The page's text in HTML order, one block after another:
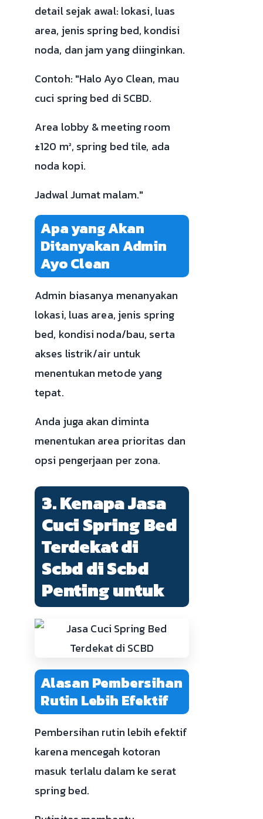
detail sejak awal: lokasi, luas
area, jenis spring bed, kondisi
noda, dan jam yang diinginkan.
Contoh: "Halo Ayo Clean, mau
cuci spring bed di SCBD.
Area lobby & meeting room
±120 m², spring bed tile, ada
noda kopi.
Jadwal Jumat malam."
Apa yang Akan
Ditanyakan Admin
Ayo Clean
Admin biasanya menanyakan
lokasi, luas area, jenis spring
bed, kondisi noda/bau, serta
akses listrik/air untuk
menentukan metode yang
tepat.
Anda juga akan diminta
menentukan area prioritas dan
opsi pengerjaan per zona.
3. Kenapa Jasa
Cuci Spring Bed
Terdekat di
Scbd di Scbd
Penting untuk
Alasan Pembersihan
Rutin Lebih Efektif
Pembersihan rutin lebih efektif
karena mencegah kotoran
masuk terlalu dalam ke serat
spring bed.